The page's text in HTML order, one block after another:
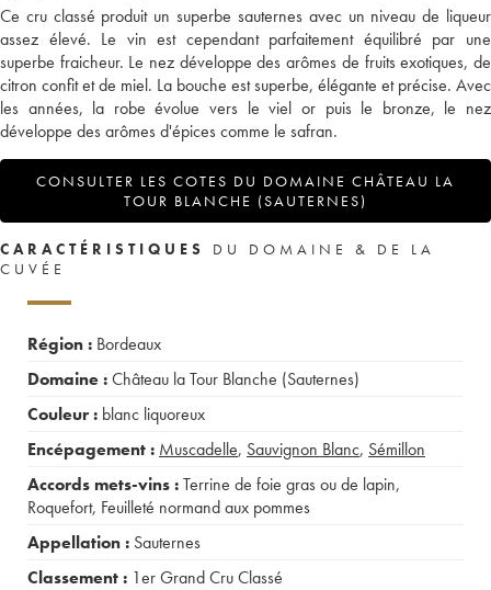
Ce cru classé produit un superbe sauternes avec un niveau de liqueur
assez élevé. Le vin est cependant parfaitement équilibré par une
superbe fraicheur. Le nez développe des arômes de fruits exotiques, de
citron confit et de miel. La bouche est superbe, élégante et précise. Avec
les années, la robe évolue vers le viel or puis le bronze, le nez
développe des arômes d'épices comme le safran.
CONSULTER LES COTES DU DOMAINE CHÂTEAU LA
TOUR BLANCHE (SAUTERNES)
CARACTÉRISTIQUES
DU DOMAINE & DE LA
CUVÉE
Région : Bordeaux
Domaine :Château la Tour Blanche (Sauternes)
Couleur : blanc liquoreux
Encépagement : Muscadelle, Sauvignon Blanc, Sémillon
Accords mets-vins :Terrine de foie gras ou de lapin,
Roquefort, Feuilleté normand aux pommes
Appellation : Sauternes
Classement : 1er Grand Cru Classé